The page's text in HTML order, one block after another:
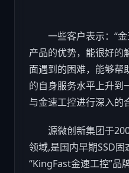
一些客户表示：“金
产品的优势，能很好的
面遇到的困难，能够帮
的自身服务水平上升到
与金速工控进行深入的
源微创新集团于
领域,是国内早期SSD
“KingFast金速工控”品